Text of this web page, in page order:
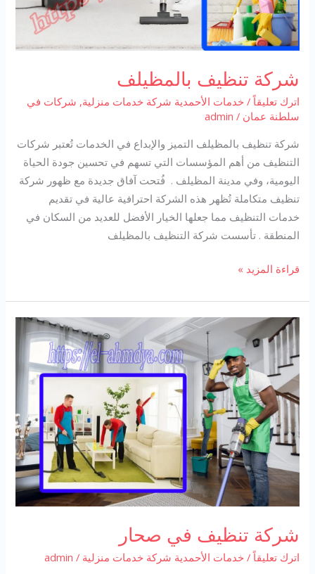
شركة تنظيف بالمظيلف
اترك تعليقاً / خدمات الأحمدية شركة خدمات منزلية, شركات في
سلطنة عمان /
admin
شركة تنظيف بالمظيلف التميز والإبداع في الخدمات تُعتبر شركات
التنظيف من أهم المؤسسات التي تسهم في تحسين جودة الحياة
اليومية، وفي مدينة المظيلف . فُتحت آفاق جديدة مع ظهور شركة
تنظيف متكاملة تُظهر هذه الشركة احترافية عالية في تقديم
خدمات التنظيف مما جعلها الخيار الأفضل للعديد من السكان في
المنطقة . تأسست شركة التنظيف بالمظيلف
شركة
بالمظيلف
قراءة المزيد »
شركة تنظيف في صحار
اترك تعليقاً / خدمات الأحمدية شركة خدمات منزلية /
admin